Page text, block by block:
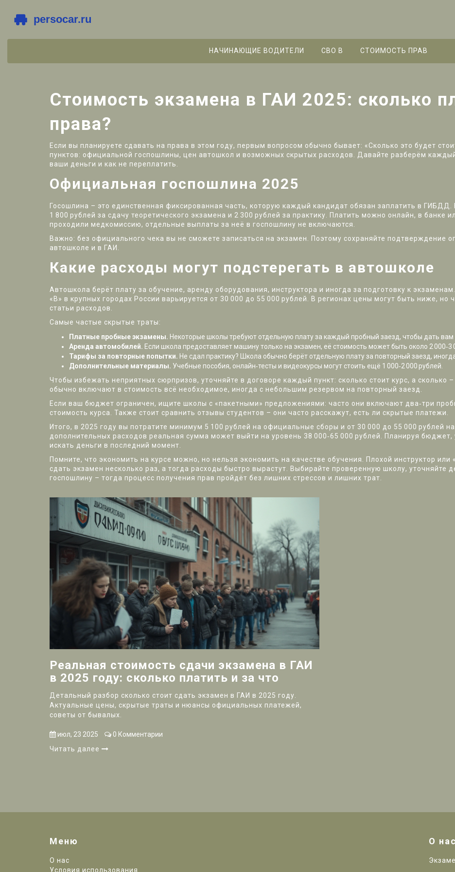
НАЧИНАЮЩИЕ ВОДИТЕЛИ СВО B СТОИМОСТЬ ПРАВ
Стоимость экзамена в ГАИ 2025: сколько
права?
Если вы планируете сдавать на права в этом году, первым вопросом обычно бывает: «Сколько это будет
пунктов: официальной госпошлины, цен автошкол и возможных скрытых расходов. Давайте разберём
ваши деньги и как не переплатить.
Официальная госпошлина 2025
Госошлина – это единственная фиксированная часть, которую каждый кандидат обязан заплатить в ГИБДД.
1 800 рублей за сдачу теоретического экзамена и 2 300 рублей за практику. Платить можно онлайн, в банке
проходили медкомиссию, отдельные выплаты за неё в госпошлину не включаются.
Важно: без официального чека вы не сможете записаться на экзамен. Поэтому сохраняйте подтверждение
автошколе и в ГАИ.
Какие расходы могут подстерегать в автошколе
Автошкола берёт плату за обучение, аренду оборудования, инструктора и иногда за подготовку к
«B» в крупных городах России варьируется от 30 000 до 55 000 рублей. В регионах цены могут быть ниже, но
статьи расходов.
Самые частые скрытые траты:
Платные пробные экзамены. Некоторые школы требуют отдельную плату за каждый пробный заезд, чтобы дать вам
Аренда автомобилей. Если школа предоставляет машину только на экзамен, её стоимость может быть около 2 000‑3
Тарифы за повторные попытки. Не сдал практику? Школа обычно берёт отдельную плату за повторный заезд,
Дополнительные материалы. Учебные пособия, онлайн‑тесты и видеокурсы могут стоить ещё 1 000‑2 000 рублей.
Чтобы избежать неприятных сюрпризов, уточняйте в договоре каждый пункт: сколько стоит курс, а сколько
обычно включают в стоимость всё необходимое, иногда с небольшим резервом на повторный заезд.
Если ваш бюджет ограничен, ищите школы с «пакетными» предложениями: часто они включают два‑три
стоимость курса. Также стоит сравнить отзывы студентов – они часто расскажут, есть ли скрытые платежи.
Итого, в 2025 году вы потратите минимум 5 100 рублей на официальные сборы и от 30 000 до 55 000 рублей
дополнительных расходов реальная сумма может выйти на уровень 38 000‑65 000 рублей. Планируя
искать деньги в последний момент.
Помните, что экономить на курсе можно, но нельзя экономить на качестве обучения. Плохой инструктор
сдать экзамен несколько раз, а тогда расходы быстро вырастут. Выбирайте проверенную школу, уточняйте
госпошлину – тогда процесс получения прав пройдёт без лишних стрессов и лишних трат.
Реальная стоимость сдачи экзамена в ГАИ
в 2025 году: сколько платить и за что
Детальный разбор сколько стоит сдать экзамен в ГАИ в 2025 году.
Актуальные цены, скрытые траты и нюансы официальных платежей,
советы от бывалых.
июл, 23 2025
0 Комментарии
Читать далее
Меню
О нас
Условия использования
О нас